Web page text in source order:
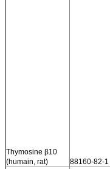
Thymosine β10
(humain, rat)
88160-82-1